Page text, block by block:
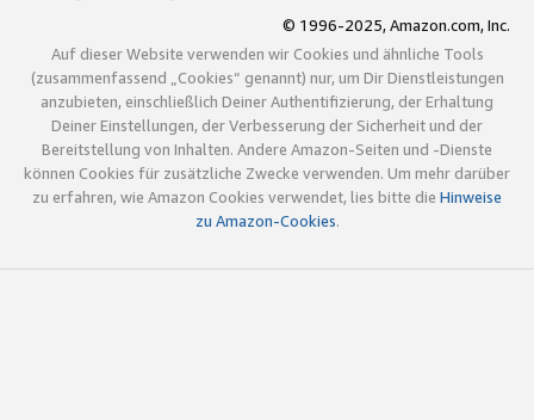
© 1996-2025, Amazon.com, Inc.
Auf dieser Website verwenden wir Cookies und ähnliche Tools
(zusammenfassend „Cookies“ genannt) nur, um Dir Dienstleistungen
anzubieten, einschließlich Deiner Authentifizierung, der Erhaltung
Deiner Einstellungen, der Verbesserung der Sicherheit und der
Bereitstellung von Inhalten. Andere Amazon-Seiten und -Dienste
können Cookies für zusätzliche Zwecke verwenden. Um mehr darüber
zu erfahren, wie Amazon Cookies verwendet, lies bitte die Hinweise
zu Amazon-Cookies.